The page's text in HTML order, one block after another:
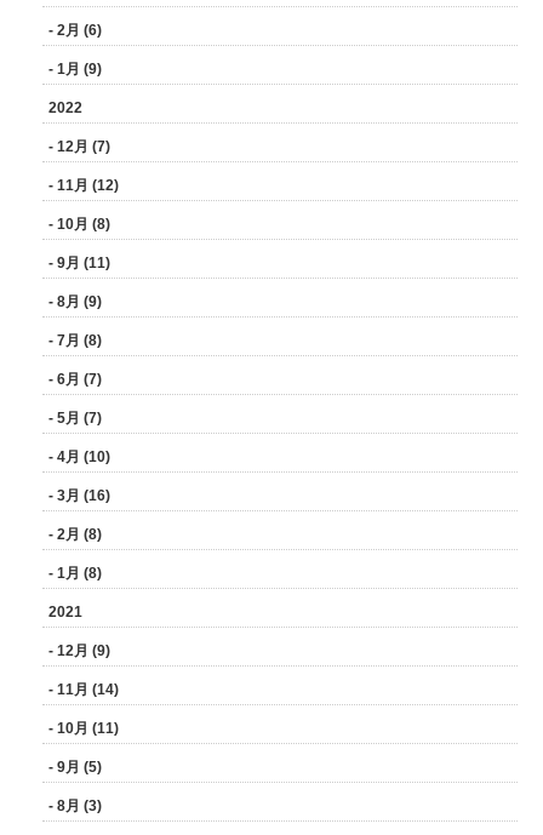
- 2月 (6)
- 1月 (9)
2022
- 12月 (7)
- 11月 (12)
- 10月 (8)
- 9月 (11)
- 8月 (9)
- 7月 (8)
- 6月 (7)
- 5月 (7)
- 4月 (10)
- 3月 (16)
- 2月 (8)
- 1月 (8)
2021
- 12月 (9)
- 11月 (14)
- 10月 (11)
- 9月 (5)
- 8月 (3)